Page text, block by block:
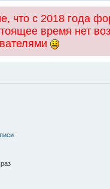
что с 2018 года
время нет